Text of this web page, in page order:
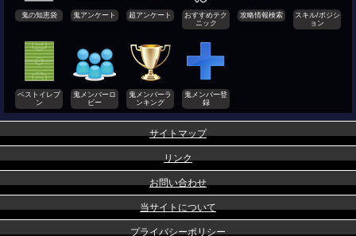
鬼の知恵袋 鬼アンケート 超アンケート
おすすめテク
ニック
攻略情報検索
スキル/ポジシ
ョン
ベストイレブ
ン
鬼メンバーロ
ビー
鬼メンバーラ
ンキング
鬼メンバー登
録
サイトマップ
リンク
お問い合わせ
当サイトについて
プライバシーポリシー